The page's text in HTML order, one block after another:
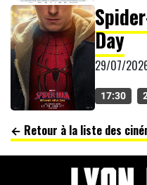
Day
29/07/
17:30
← Retour à la liste des